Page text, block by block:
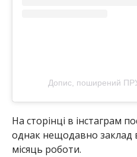
Допис, поширений
На сторінці в інстаграм
однак нещодавно заклад
місяць роботи.